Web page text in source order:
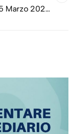
Marzo 2025
e del